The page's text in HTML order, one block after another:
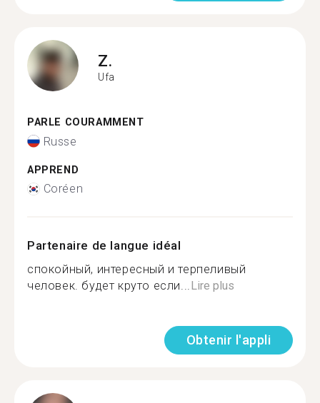
Z.
Ufa
PARLE COURAMMENT
Russe
APPREND
Coréen
Partenaire de langue idéal
спокойный, интересный и терпеливый
человек. будет круто если...Lire plus
Obtenir l'appli